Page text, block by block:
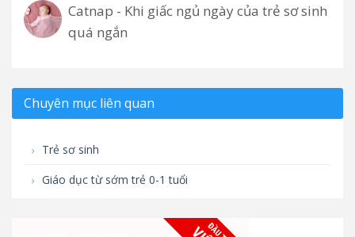
Catnap - Khi giấc ngủ ngày của trẻ sơ sinh
quá ngắn
Chuyên mục liên quan
Trẻ sơ sinh
Giáo dục từ sớm trẻ 0-1 tuổi